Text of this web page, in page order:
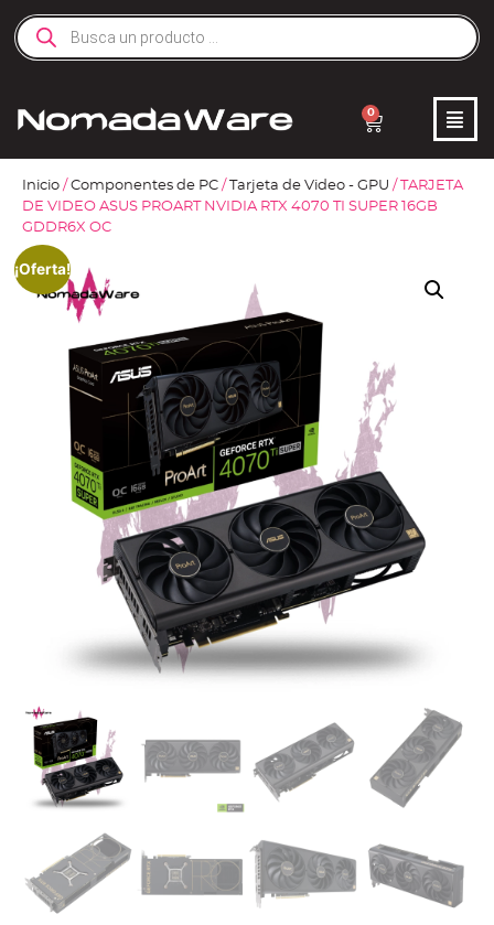
0
Inicio / Componentes de PC / Tarjeta de Video - GPU / TARJETA
DE VIDEO ASUS PROART NVIDIA RTX 4070 TI SUPER 16GB
GDDR6X OC
¡Oferta!